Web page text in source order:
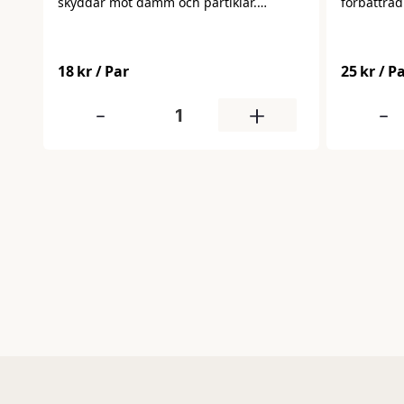
18 kr/ Par
- +
25 kr/
-